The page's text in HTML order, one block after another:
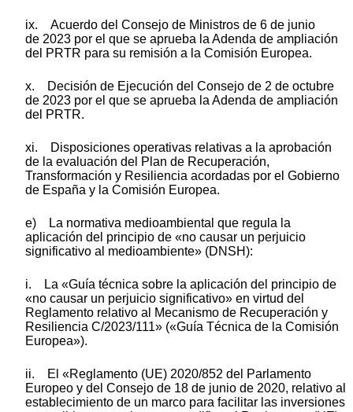
ix. Acuerdo del Consejo de Ministros de 6 de junio
de 2023 por el que se aprueba la Adenda de ampliación
del PRTR para su remisión a la Comisión Europea.
x. Decisión de Ejecución del Consejo de 2 de octubre
de 2023 por el que se aprueba la Adenda de ampliación
del PRTR.
xi. Disposiciones operativas relativas a la aprobación
de la evaluación del Plan de Recuperación,
Transformación y Resiliencia acordadas por el Gobierno
de España y la Comisión Europea.
e) La normativa medioambiental que regula la
aplicación del principio de «no causar un perjuicio
significativo al medioambiente» (DNSH):
i. La «Guía técnica sobre la aplicación del principio de
«no causar un perjuicio significativo» en virtud del
Reglamento relativo al Mecanismo de Recuperación y
Resiliencia C/2023/111» («Guía Técnica de la Comisión
Europea»).
ii. El «Reglamento (UE) 2020/852 del Parlamento
Europeo y del Consejo de 18 de junio de 2020, relativo al
establecimiento de un marco para facilitar las inversiones